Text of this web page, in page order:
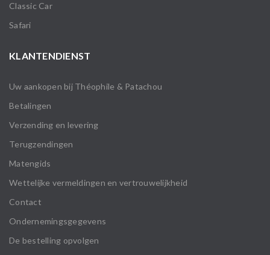
Classic Car
Safari
KLANTENDIENST
Uw aankopen bij Théophile & Patachou
Betalingen
Verzending en levering
Terugzendingen
Matengids
Wettelijke vermeldingen en vertrouwelijkheid
Contact
Ondernemingsgegevens
De bestelling opvolgen